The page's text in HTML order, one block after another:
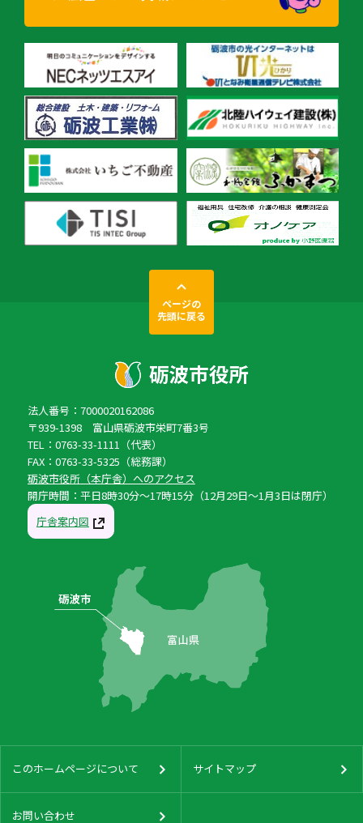
ページの
先頭に戻る
法人番号：7000020162086
〒939-1398 富山県砺波市栄町7番3号
TEL：0763-33-1111（代表）
FAX：0763-33-5325（総務課）
砺波市役所（本庁舎）へのアクセス
開庁時間：平日8時30分〜17時15分（12月29日〜1月3日は閉庁）
庁舎案内図
このホームページについて サイトマップ
お問い合わせ